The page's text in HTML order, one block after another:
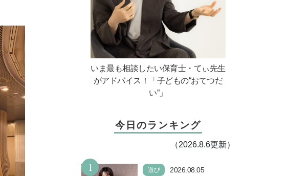
いま最も相談したい保育士・てぃ先生
がアドバイス！「子どもの“おてつだ
い”」
今日のランキング
（2026.8.6更新）
1 遊び
2026.08.05